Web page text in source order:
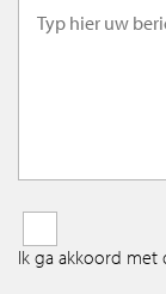
Ik ga akkoord